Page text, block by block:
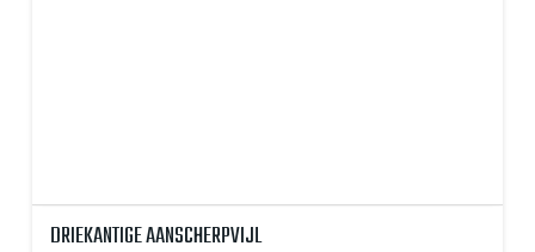
DRIEKANTIGE AANSCHERPVIJL